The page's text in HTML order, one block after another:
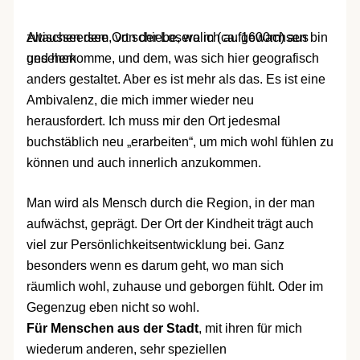
Altausseersee, von der Loseralm (ca. 1600m) aus
gesehen
zwischen dem Ort schiebe, wo ich aufgewachsen bin
und herkomme, und dem, was sich hier geografisch
anders gestaltet. Aber es ist mehr als das. Es ist eine
Ambivalenz, die mich immer wieder neu
herausfordert. Ich muss mir den Ort jedesmal
buchstäblich neu „erarbeiten“, um mich wohl fühlen zu
können und auch innerlich anzukommen.
Man wird als Mensch durch die Region, in der man
aufwächst, geprägt. Der Ort der Kindheit trägt auch
viel zur Persönlichkeitsentwicklung bei. Ganz
besonders wenn es darum geht, wo man sich
räumlich wohl, zuhause und geborgen fühlt. Oder im
Gegenzug eben nicht so wohl.
Für Menschen aus der Stadt, mit ihren für mich
wiederum anderen, sehr speziellen